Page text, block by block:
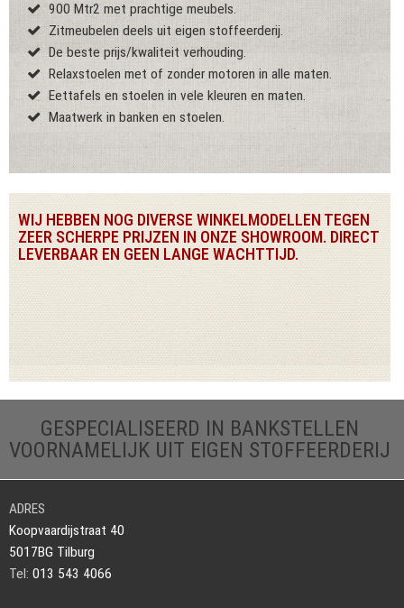
900 Mtr2 met prachtige meubels.
Zitmeubelen deels uit eigen stoffeerderij.
De beste prijs/kwaliteit verhouding.
Relaxstoelen met of zonder motoren in alle maten.
Eettafels en stoelen in vele kleuren en maten.
Maatwerk in banken en stoelen.
WIJ HEBBEN NOG DIVERSE WINKELMODELLEN TEGEN
ZEER SCHERPE PRIJZEN IN ONZE SHOWROOM. DIRECT
LEVERBAAR EN GEEN LANGE WACHTTIJD.
GESPECIALISEERD IN BANKSTELLEN
VOORNAMELIJK UIT EIGEN STOFFEERDERIJ
ADRES
Koopvaardijstraat 40
5017BG Tilburg
Tel: 013 543 4066